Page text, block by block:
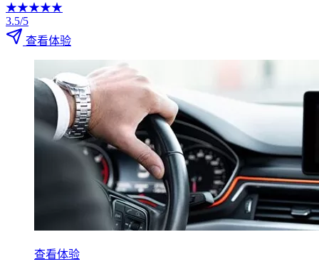
★★★★★
3.5/5
查看体验
查看体验